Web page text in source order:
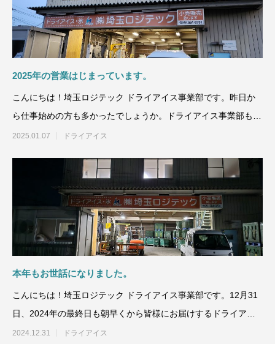
例を徹底比較
2026.06.17 2024.11.26
ドライアイスで荷物を冷やすには？適切な
量と配置方法を徹底解説
氷関連 価格改定の
2026.06.29
2025年の営業はじまっています。
こんにちは！埼玉ロジテック ドライアイス事業部です。昨日か
ら仕事始めの方も多かったでしょうか。ドライアイス事業部も
2025年の営業が始まっ
2025.01.07 ドライアイス
本年もお世話になりました。
こんにちは！埼玉ロジテック ドライアイス事業部です。12月31
日、2024年の最終日も朝早くから皆様にお届けするドライアイ
スの加工と配達を
2024.12.31 ドライアイス